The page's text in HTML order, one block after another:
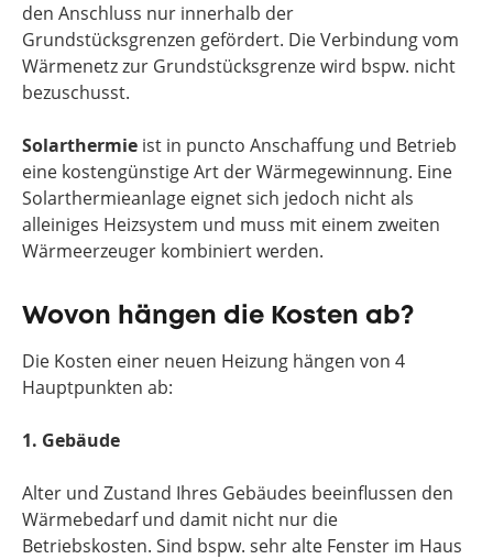
den Anschluss nur innerhalb der
Grundstücksgrenzen gefördert. Die Verbindung vom
Wärmenetz zur Grundstücksgrenze wird bspw. nicht
bezuschusst.
Solarthermie ist in puncto Anschaffung und Betrieb
eine kostengünstige Art der Wärmegewinnung. Eine
Solarthermieanlage eignet sich jedoch nicht als
alleiniges Heizsystem und muss mit einem zweiten
Wärmeerzeuger kombiniert werden.
Wovon hängen die Kosten ab?
Die Kosten einer neuen Heizung hängen von 4
Hauptpunkten ab:
1. Gebäude
Alter und Zustand Ihres Gebäudes beeinflussen den
Wärmebedarf und damit nicht nur die
Betriebskosten. Sind bspw. sehr alte Fenster im Haus